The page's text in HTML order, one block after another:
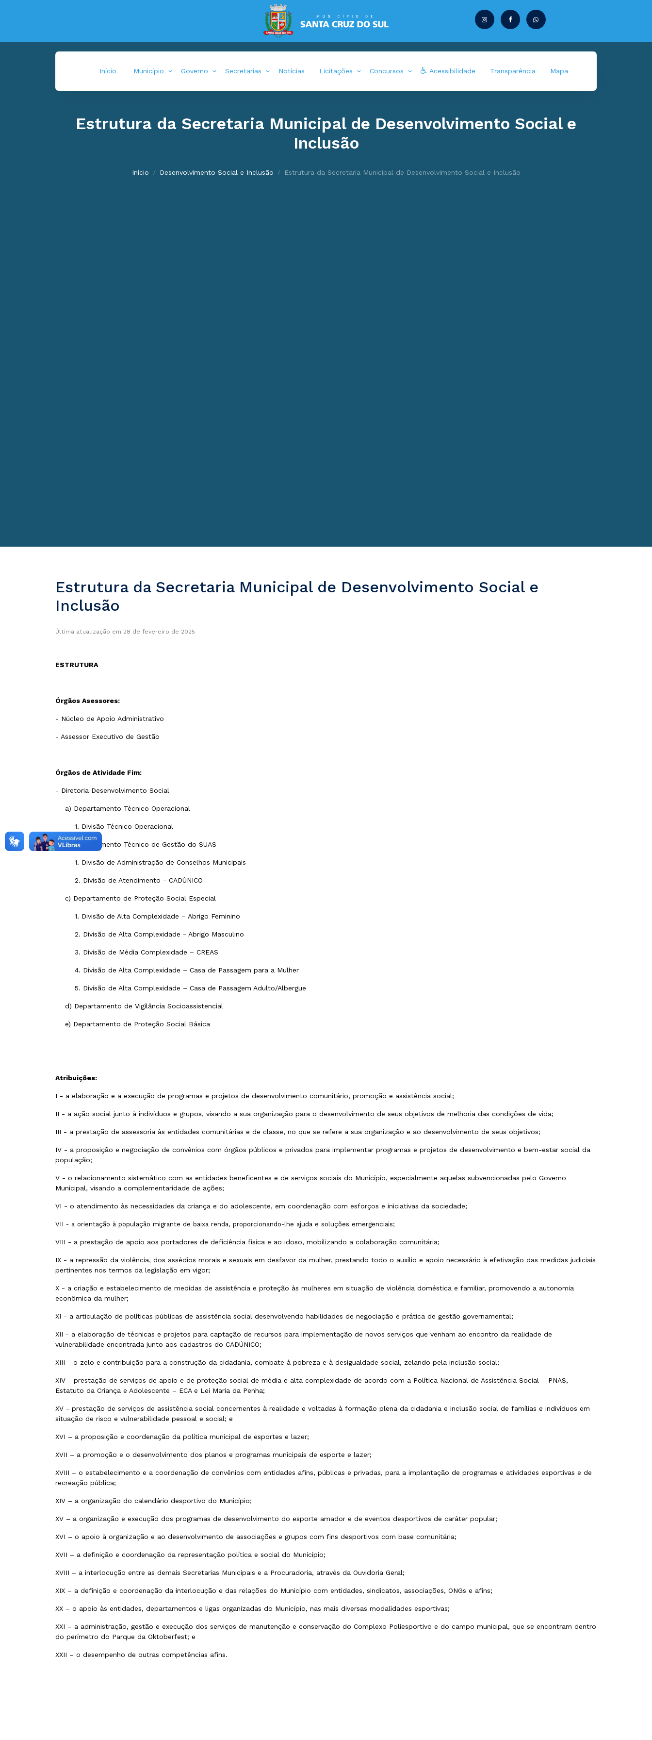
Início Município Governo Secretarias Notícias Licitações Concursos Acessibilidade Transparência Mapa
Estrutura da Secretaria Municipal de Desenvolvimento Social e
Inclusão
Início Desenvolvimento Social e Inclusão Estrutura da Secretaria Municipal de Desenvolvimento Social e Inclusão
Estrutura da Secretaria Municipal de Desenvolvimento Social e
Inclusão
Última atualização em 28 de fevereiro de 2025
ESTRUTURA
Órgãos Asessores:
- Núcleo de Apoio Administrativo
- Assessor Executivo de Gestão
Órgãos de Atividade Fim:
- Diretoria Desenvolvimento Social
a) Departamento Técnico Operacional
1. Divisão Técnico Operacional
b) Departamento Técnico de Gestão do SUAS
1. Divisão de Administração de Conselhos Municipais
2. Divisão de Atendimento - CADÚNICO
c) Departamento de Proteção Social Especial
1. Divisão de Alta Complexidade – Abrigo Feminino
2. Divisão de Alta Complexidade - Abrigo Masculino
3. Divisão de Média Complexidade – CREAS
4. Divisão de Alta Complexidade – Casa de Passagem para a Mulher
5. Divisão de Alta Complexidade – Casa de Passagem Adulto/Albergue
d) Departamento de Vigilância Socioassistencial
e) Departamento de Proteção Social Básica
Atribuições:
I - a elaboração e a execução de programas e projetos de desenvolvimento comunitário, promoção e assistência social;
II - a ação social junto à indivíduos e grupos, visando a sua organização para o desenvolvimento de seus objetivos de melhoria das condições de vida;
III - a prestação de assessoria às entidades comunitárias e de classe, no que se refere a sua organização e ao desenvolvimento de seus objetivos;
IV - a proposição e negociação de convênios com órgãos públicos e privados para implementar programas e projetos de desenvolvimento e bem-estar social da
população;
V - o relacionamento sistemático com as entidades beneficentes e de serviços sociais do Município, especialmente aquelas subvencionadas pelo Governo
Municipal, visando a complementaridade de ações;
VI - o atendimento às necessidades da criança e do adolescente, em coordenação com esforços e iniciativas da sociedade;
VII - a orientação à população migrante de baixa renda, proporcionando-lhe ajuda e soluções emergenciais;
VIII - a prestação de apoio aos portadores de deficiência física e ao idoso, mobilizando a colaboração comunitária;
IX - a repressão da violência, dos assédios morais e sexuais em desfavor da mulher, prestando todo o auxílio e apoio necessário à efetivação das medidas judiciais
pertinentes nos termos da legislação em vigor;
X - a criação e estabelecimento de medidas de assistência e proteção às mulheres em situação de violência doméstica e familiar, promovendo a autonomia
econômica da mulher;
XI - a articulação de políticas públicas de assistência social desenvolvendo habilidades de negociação e prática de gestão governamental;
XII - a elaboração de técnicas e projetos para captação de recursos para implementação de novos serviços que venham ao encontro da realidade de
vulnerabilidade encontrada junto aos cadastros do CADÚNICO;
XIII - o zelo e contribuição para a construção da cidadania, combate à pobreza e à desigualdade social, zelando pela inclusão social;
XIV - prestação de serviços de apoio e de proteção social de média e alta complexidade de acordo com a Política Nacional de Assistência Social – PNAS,
Estatuto da Criança e Adolescente – ECA e Lei Maria da Penha;
XV - prestação de serviços de assistência social concernentes à realidade e voltadas à formação plena da cidadania e inclusão social de famílias e indivíduos em
situação de risco e vulnerabilidade pessoal e social; e
XVI – a proposição e coordenação da política municipal de esportes e lazer;
XVII – a promoção e o desenvolvimento dos planos e programas municipais de esporte e lazer;
XVIII – o estabelecimento e a coordenação de convênios com entidades afins, públicas e privadas, para a implantação de programas e atividades esportivas e de
recreação pública;
XIV – a organização do calendário desportivo do Município;
XV – a organização e execução dos programas de desenvolvimento do esporte amador e de eventos desportivos de caráter popular;
XVI – o apoio à organização e ao desenvolvimento de associações e grupos com fins desportivos com base comunitária;
XVII – a definição e coordenação da representação política e social do Município;
XVIII – a interlocução entre as demais Secretarias Municipais e a Procuradoria, através da Ouvidoria Geral;
XIX – a definição e coordenação da interlocução e das relações do Município com entidades, sindicatos, associações, ONGs e afins;
XX – o apoio às entidades, departamentos e ligas organizadas do Município, nas mais diversas modalidades esportivas;
XXI – a administração, gestão e execução dos serviços de manutenção e conservação do Complexo Poliesportivo e do campo municipal, que se encontram dentro
do perímetro do Parque da Oktoberfest; e
XXII – o desempenho de outras competências afins.